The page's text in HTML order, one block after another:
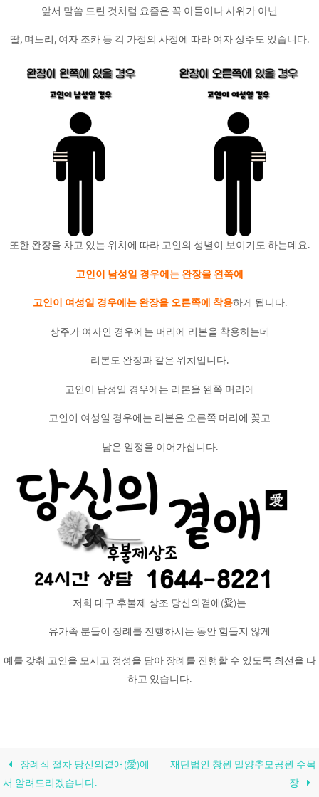
앞서 말씀 드린 것처럼 요즘은 꼭 아들이나 사위가 아닌
딸, 며느리, 여자 조카 등 각 가정의 사정에 따라 여자 상주도 있습니다.
또한 완장을 차고 있는 위치에 따라 고인의 성별이 보이기도 하는데요.
고인이 남성일 경우에는 완장을 왼쪽에
고인이 여성일 경우에는 완장을 오른쪽에 착용하게 됩니다.
상주가 여자인 경우에는 머리에 리본을 착용하는데
리본도 완장과 같은 위치입니다.
고인이 남성일 경우에는 리본을 왼쪽 머리에
고인이 여성일 경우에는 리본은 오른쪽 머리에 꽂고
남은 일정을 이어가십니다.
저희 대구 후불제 상조 당신의곁애(愛)는
유가족 분들이 장례를 진행하시는 동안 힘들지 않게
예를 갖춰 고인을 모시고 정성을 담아 장례를 진행할 수 있도록 최선을 다
하고 있습니다.
장례식 절차 당신의곁애(愛)에
서 알려드리겠습니다.
재단법인 창원 밀양추모공원 수목
장